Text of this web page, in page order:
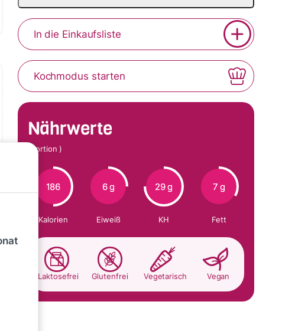
In die Einkaufsliste
Kochmodus starten
Nährwerte
(Portion )
186
Kalorien
6 g
Eiweiß
29 g
KH
7 g
Fett
Laktosefrei Glutenfrei Vegetarisch Vegan